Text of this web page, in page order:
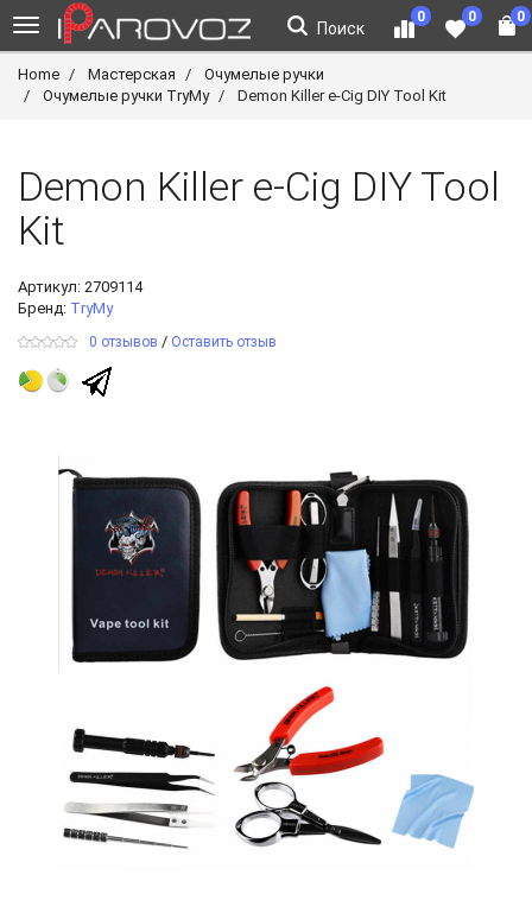
Поиск
0 0 0
Home Мастерская
Очумелые ручки
Очумелые ручки TryMy
Demon Killer e-Cig DIY Tool Kit
Demon Killer e-Cig DIY Tool
Kit
Артикул: 2709114
Бренд: TryMy
0 отзывов / Оставить отзыв